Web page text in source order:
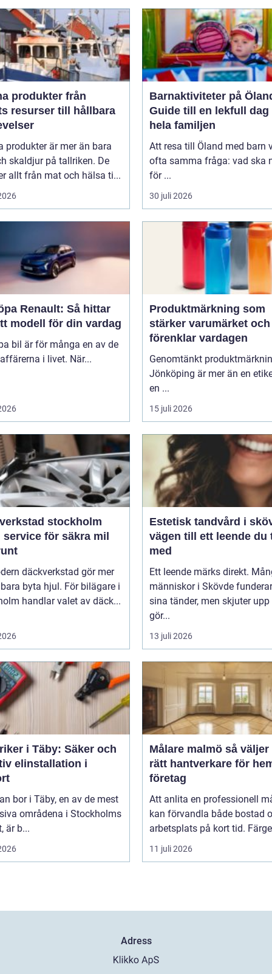
produkter från
resurser till hållbara
produkter är mer än bara
skaldjur på tallriken. De
allt från mat och hälsa ti...
Barnaktiviteter på
Guide till en lekfull dag
hela familjen
Att resa till Öland med barn
ofta samma fråga: vad ska
för ...
30 juli 2026
Renault: Så hittar
modell för din vardag
bil är för många en av de
i livet. När...
Produktmärkning som
stärker varumärket och
förenklar vardagen
Genomtänkt
Jönköping är mer än en
en ...
15 juli 2026
stockholm
för säkra mil
däckverkstad gör mer
byta hjul. För bilägare i
handlar valet av däck...
Estetisk tandvård i
vägen till ett leende du
med
Ett leende märks direkt.
människor i Skövde
sina tänder, men skjuter
gör...
13 juli 2026
i Täby: Säker och
elinstallation i
bor i Täby, en av de mest
områdena i Stockholms
är b...
Målare malmö så väljer du
rätt hantverkare för
företag
Att anlita en professionell
kan förvandla både bostad
arbetsplats på kort tid.
11 juli 2026
Adress